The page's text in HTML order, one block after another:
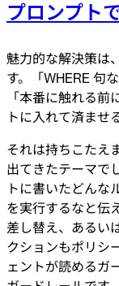
プロンプト
魅力的な解決策は
す。「WHERE 句
「本番に触れる
トに入れて済ませ
それは持ちこたえ
出てきたテーマで
トに書いたどんな
を実行するなと伝
差し替え、あるい
クションもポリシ
ェントが読めるガ